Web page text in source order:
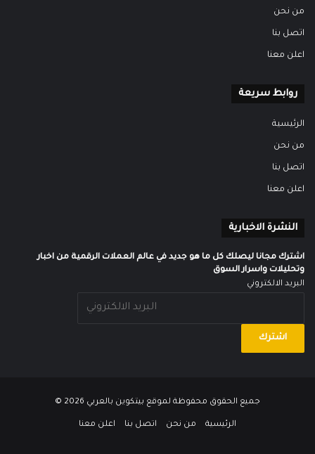
من نحن
اتصل بنا
اعلن معنا
روابط سريعة
الرئيسية
من نحن
اتصل بنا
اعلن معنا
النشرة الاخبارية
اشترك مجانا ليصلك كل ما هو جديد في عالم العملات الرقمية من اخبار
وتحليلات واسرار السوق
البريد الالكتروني
جميع الحقوق محفوظة لموقع بيتكوين بالعربي
الرئيسية من نحن اتصل بنا اعلن معنا